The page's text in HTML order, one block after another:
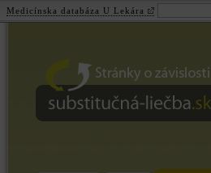
substitučná-liečba.sk
Medicínska databáza U Lekára